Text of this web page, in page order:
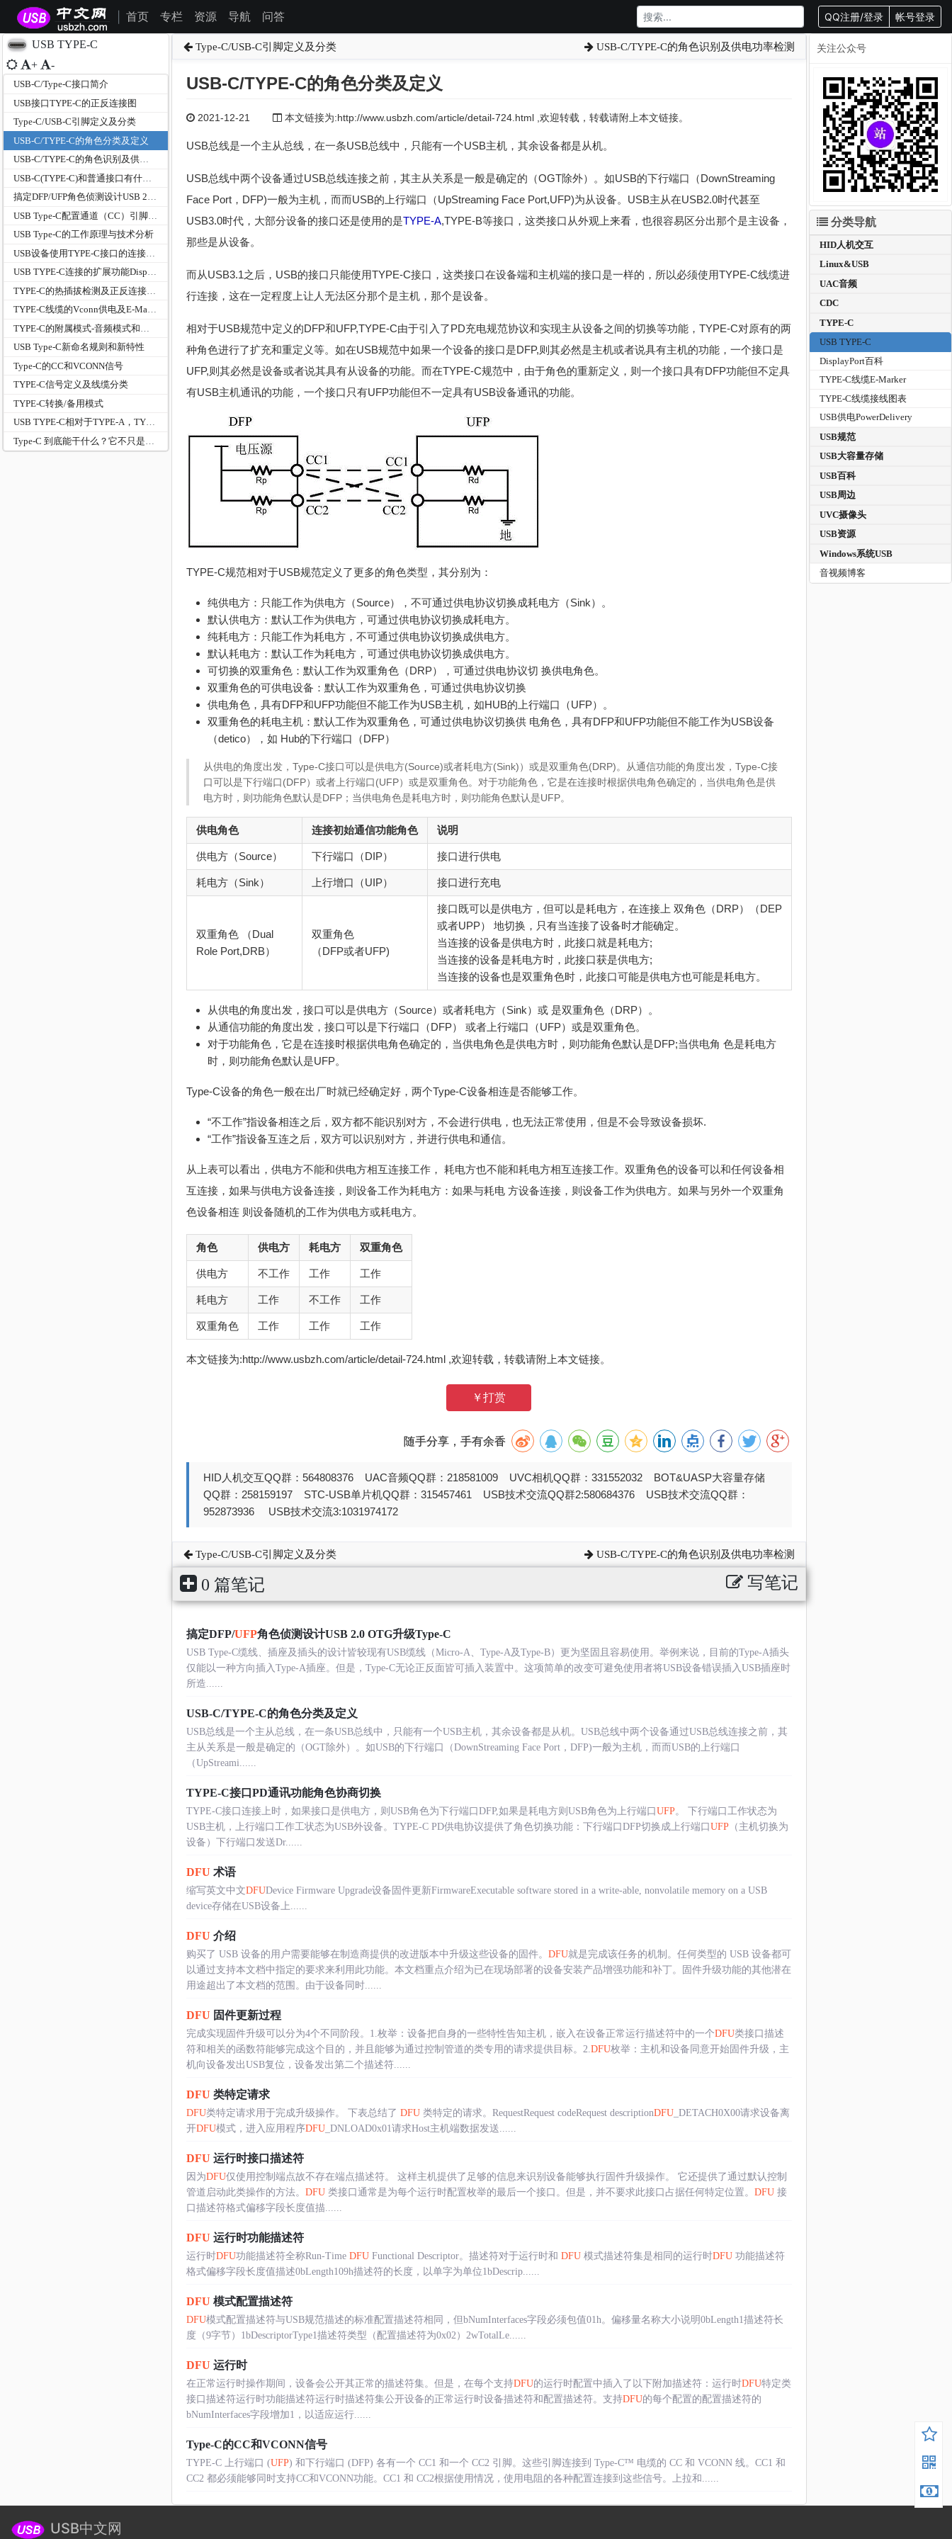
首页 专栏 资源 导航 问答 QQ注册/登录 帐号登录
USB TYPE-C
+ -
USB-C/Type-C接口简介
USB接口TYPE-C的正反连接图
Type-C/USB-C引脚定义及分类
USB-C/TYPE-C的角色分类及定义
USB-C/TYPE-C的角色识别及供电功率检测
搞定DFP/UFP角色侦测设计USB 2.0 OTG升级Type-C
USB Type-C的工作原理与技术分析
USB TYPE-C连接的扩展功能DisplayPort模式和与扩展坞
TYPE-C线缆的Vconn供电及E-Marker
USB Type-C新命名规则和新特性
Type-C的CC和VCONN信号
TYPE-C信号定义及线缆分类
TYPE-C转换/备用模式
USB TYPE-C相对于TYPE-A，TYPE-B接口的新功能
Type-C/USB-C引脚定义及分类 USB-C/TYPE-C的角色识别及供电功率检测
USB-C/TYPE-C的角色分类及定义
2021-12-21 本文链接为:http://www.usbzh.com/article/detail-724.html ,欢迎转载，转载请附上本文链接。
USB总线是一个主从总线，在一条USB总线中，只能有一个USB主机，其余设备都是从机。
USB总线中两个设备通过USB总线连接之前，其主从关系是一般是确定的（OGT除外）。如USB的下行端口（DownStreaming
Face Port，DFP)一般为主机，而而USB的上行端口（UpStreaming Face Port,UFP)为从设备。USB主从在USB2.0时代甚至
USB3.0时代，大部分设备的接口还是使用的是TYPE-A,TYPE-B等接口，这类接口从外观上来看，也很容易区分出那个是主设备，
那些是从设备。
而从USB3.1之后，USB的接口只能使用TYPE-C接口，这类接口在设备端和主机端的接口是一样的，所以必须使用TYPE-C线缆进
行连接，这在一定程度上让人无法区分那个是主机，那个是设备。
相对于USB规范中定义的DFP和UFP,TYPE-C由于引入了PD充电规范协议和实现主从设备之间的切换等功能，TYPE-C对原有的两
种角色进行了扩充和重定义等。如在USB规范中如果一个设备的接口是DFP,则其必然是主机或者说具有主机的功能，一个接口是
UFP,则其必然是设备或者说其具有从设备的功能。而在TYPE-C规范中，由于角色的重新定义，则一个接口具有DFP功能但不定具
有USB主机通讯的功能，一个接口只有UFP功能但不一定具有USB设备通讯的功能。
TYPE-C规范相对于USB规范定义了更多的角色类型，其分别为：
纯供电方：只能工作为供电方（Source），不可通过供电协议切换成耗电方（Sink）。
默认供电方：默认工作为供电方，可通过供电协议切换成耗电方。
纯耗电方：只能工作为耗电方，不可通过供电协议切换成供电方。
默认耗电方：默认工作为耗电方，可通过供电协议切换成供电方。
可切换的双重角色：默认工作为双重角色（DRP），可通过供电协议切 换供电角色。
双重角色的可供电设备：默认工作为双重角色，可通过供电协议切换
供电角色，具有DFP和UFP功能但不能工作为USB主机，如HUB的上行端口（UFP）。
双重角色的耗电主机：默认工作为双重角色，可通过供电协议切换供 电角色，具有DFP和UFP功能但不能工作为USB设备
（detico），如 Hub的下行端口（DFP）
从供电的角度出发，Type-C接口可以是供电方(Source)或者耗电方(Sink)）或是双重角色(DRP)。从通信功能的角度出发，Type-C接
口可以是下行端口(DFP）或者上行端口(UFP）或是双重角色。对于功能角色，它是在连接时根据供电角色确定的，当供电角色是供
电方时，则功能角色默认是DFP；当供电角色是耗电方时，则功能角色默认是UFP。
供电角色 连接初始通信功能角色 说明
供电方（Source） 下行端口（DIP） 接口进行供电
耗电方（Sink） 上行增口（UIP） 接口进行充电
双重角色 （Dual
Role Port,DRB）
双重角色
（DFP或者UFP)
接口既可以是供电方，但可以是耗电方，在连接上 双角色（DRP）（DEP
或者UPP） 地切换，只有当连接了设备时才能确定。
当连接的设备是供电方时，此接口就是耗电方;
当连接的设备是耗电方时，此接口获是供电方;
当连接的设备也是双重角色时，此接口可能是供电方也可能是耗电方。
从供电的角度出发，接口可以是供电方（Source）或者耗电方（Sink）或 是双重角色（DRP）。
从通信功能的角度出发，接口可以是下行端口（DFP） 或者上行端口（UFP）或是双重角色。
对于功能角色，它是在连接时根据供电角色确定的，当供电角色是供电方时，则功能角色默认是DFP;当供电角 色是耗电方
时，则功能角色默认是UFP。
Type-C设备的角色一般在出厂时就已经确定好，两个Type-C设备相连是否能够工作。
“不工作”指设备相连之后，双方都不能识别对方，不会进行供电，也无法正常使用，但是不会导致设备损坏.
“工作”指设备互连之后，双方可以识别对方，并进行供电和通信。
从上表可以看出，供电方不能和供电方相互连接工作， 耗电方也不能和耗电方相互连接工作。双重角色的设备可以和任何设备相
互连接，如果与供电方设备连接，则设备工作为耗电方：如果与耗电 方设备连接，则设备工作为供电方。如果与另外一个双重角
色设备相连 则设备随机的工作为供电方或耗电方。
角色 供电方 耗电方 双重角色
供电方 不工作 工作 工作
耗电方 工作 不工作 工作
双重角色 工作 工作 工作
本文链接为:http://www.usbzh.com/article/detail-724.html ,欢迎转载，转载请附上本文链接。
￥打赏
随手分享，手有余香
HID人机交互QQ群：564808376 UAC音频QQ群：218581009 UVC相机QQ群：331552032 BOT&UASP大容量存储
QQ群：258159197 STC-USB单片机QQ群：315457461 USB技术交流QQ群2:580684376 USB技术交流QQ群：
952873936 USB技术交流3:1031974172
Type-C/USB-C引脚定义及分类 USB-C/TYPE-C的角色识别及供电功率检测
0 篇笔记 写笔记
搞定DFP/UFP角色侦测设计USB 2.0 OTG升级Type-C
USB Type-C缆线、插座及插头的设计皆较现有USB缆线（Micro-A、Type-A及Type-B）更为坚固且容易使用。举例来说，目前的Type-A插头
仅能以一种方向插入Type-A插座。但是，Type-C无论正反面皆可插入装置中。这项简单的改变可避免使用者将USB设备错误插入USB插座时
所造......
USB-C/TYPE-C的角色分类及定义
USB总线是一个主从总线，在一条USB总线中，只能有一个USB主机，其余设备都是从机。USB总线中两个设备通过USB总线连接之前，其
主从关系是一般是确定的（OGT除外）。如USB的下行端口（DownStreaming Face Port，DFP)一般为主机，而而USB的上行端口
（UpStreami......
TYPE-C接口PD通讯功能角色协商切换
TYPE-C接口连接上时，如果接口是供电方，则USB角色为下行端口DFP,如果是耗电方则USB角色为上行端口 UFP。 下行端口工作状态为
USB主机，上行端口工作工状态为USB外设备。TYPE-C PD供电协议提供了角色切换功能：下行端口DFP切换成上行端口 UFP（主机切换为
设备）下行端口发送Dr......
DFU 术语
缩写英文中文DFUDevice Firmware Upgrade设备固件更新FirmwareExecutable software stored in a write-able, nonvolatile memory on a USB
device存储在USB设备上......
DFU 介绍
购买了 USB 设备的用户需要能够在制造商提供的改进版本中升级这些设备的固件。 DFU就是完成该任务的机制。任何类型的 USB 设备都可
以通过支持本文档中指定的要求来利用此功能。本文档重点介绍为已在现场部署的设备安装产品增强功能和补丁。固件升级功能的其他潜在
用途超出了本文档的范围。由于设备同时......
DFU 固件更新过程
完成实现固件升级可以分为4个不同阶段。1.枚举：设备把自身的一些特性告知主机，嵌入在设备正常运行描述符中的一个DFU类接口描述
符和相关的函数符能够完成这个目的，并且能够为通过控制管道的类专用的请求提供目标。2.DFU枚举：主机和设备同意开始固件升级，主
机向设备发出USB复位，设备发出第二个描述符......
DFU 类特定请求
DFU类特定请求用于完成升级操作。 下表总结了 DFU类特定的请求。RequestRequest codeRequest descriptionDFU_DETACH0X00请求设备离
开DFU模式，进入应用程序DFU_DNLOAD0x01请求Host主机端数据发送......
DFU 运行时接口描述符
因为DFU仅使用控制端点故不存在端点描述符。 这样主机提供了足够的信息来识别设备能够执行固件升级操作。 它还提供了通过默认控制
管道启动此类操作的方法。 DFU类接口通常是为每个运行时配置枚举的最后一个接口。但是，并不要求此接口占据任何特定位置。 DFU接
口描述符格式偏移字段长度值描......
DFU 运行时功能描述符
运行时DFU功能描述符全称Run-Time DFUFunctional Descriptor。描述符对于运行时和 DFU模式描述符集是相同的运行时DFU功能描述符
格式偏移字段长度值描述0bLength109h描述符的长度，以单字为单位1bDescrip......
DFU 模式配置描述符
DFU模式配置描述符与USB规范描述的标准配置描述符相同，但bNumInterfaces字段必须包值01h。偏移量名称大小说明0bLength1描述符长
度（9字节）1bDescriptorType1描述符类型（配置描述符为0x02）2wTotalLe......
DFU 运行时
在正常运行时操作期间，设备会公开其正常的描述符集。但是，在每个支持DFU的运行时配置中插入了以下附加描述符：运行时DFU特定类
接口描述符运行时功能描述符运行时描述符集公开设备的正常运行时设备描述符和配置描述符。支持DFU的每个配置的配置描述符的
bNumInterfaces字段增加1，以适应运行......
Type-C的CC和VCONN信号
TYPE-C 上行端口 (UFP) 和下行端口 (DFP) 各有一个 CC1 和一个 CC2 引脚。这些引脚连接到 Type-C™ 电缆的 CC 和 VCONN 线。CC1 和
CC2 都必须能够同时支持CC和VCONN功能。CC1 和 CC2根据使用情况，使用电阻的各种配置连接到这些信号。上拉和......
关注公众号
分类导航
HID人机交互
Linux&USB
UAC音频
CDC
TYPE-C
USB TYPE-C
DisplayPort百科
TYPE-C线缆E-Marker
TYPE-C线缆接线图表
USB供电PowerDelivery
USB规范
USB大容量存储
USB百科
USB周边
UVC摄像头
USB资源
Windows系统USB
音视频博客
USB中文网